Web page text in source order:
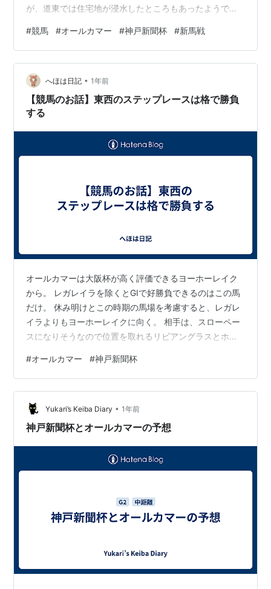
が、道東では住宅地が浸水したところもあったようで
だそうです。 なんと言うか、地球が悲鳴を上げていると
感じます。 そんな中今日も中央競馬。 中山のオールカマ
ーは推し馬フェアエールングが4着、ホーエリートが5着
に健闘しました。 フェアエールングは道中いい手応えで
位置を押し上げていって直線向いたところで先頭に立っ
ていましたので、一瞬夢を見ました。…
#競馬 #オールカマー #神戸新聞杯 #新馬戦
へほは日記 • 1年前
【競馬のお話】東西のステップレースは格で勝負
する
オールカマーは大阪杯が高く評価できるヨーホーレイク
から。 レガレイラを除くとGⅠで好勝負できるのはこの馬
だけ。 休み明けとこの時期の馬場を考慮すると、レガレ
イラよりもヨーホーレイクに向く。 相手は、スローペー
スになりそうなので位置を取れるリビアングラスとホー
はダントツの切れ味を披露。 位置取りが後ろすぎて5着
までだったが、３着のショウヘイに対して上り0.9もの差
をつけている。 10頭立ての阪神外回りなら確実に届く。
馬単で。 相手はショウヘイとジョバンニが抜けている。
#オールカマー #神戸新聞杯
Yukari’s Keiba Diary • 1年前
神戸新聞杯とオールカマーの予想